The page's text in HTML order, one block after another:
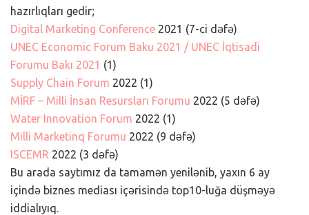
hazırlıqları gedir;
Digital Marketing Conference 2021 (7-ci dəfə)
UNEC Economic Forum Baku 2021 / UNEC İqtisadi
Forumu Bakı 2021 (1)
Supply Chain Forum 2022 (1)
MİRF – Milli İnsan Resursları Forumu 2022 (5 dəfə)
Water Innovation Forum 2022 (1)
Milli Marketinq Forumu 2022 (9 dəfə)
ISCEMR 2022 (3 dəfə)
Bu arada saytımız da tamamən yenilənib, yaxın 6 ay
içində biznes mediası içərisində top10-luğa düşməyə
iddialıyıq.